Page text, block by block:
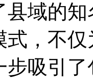
县域的
式，不仅
步吸引